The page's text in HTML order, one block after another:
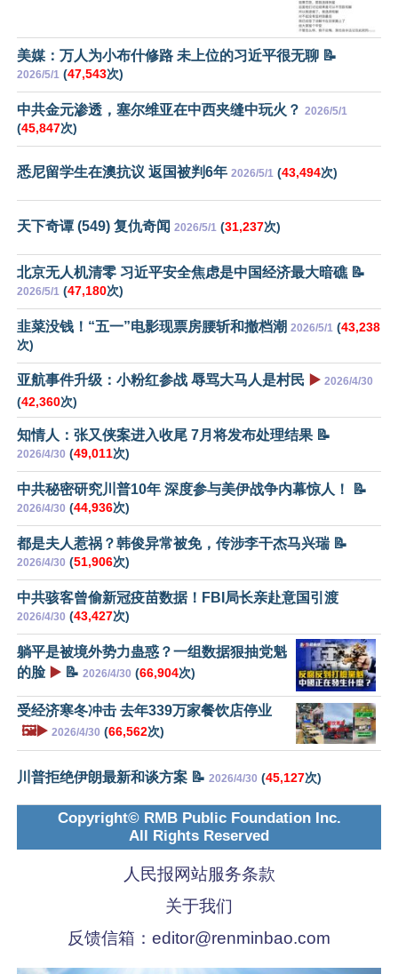
美媒：万人为小布什修路 未上位的习近平很无聊 📝
2026/5/1 (47,543次)
中共金元渗透，塞尔维亚在中西夹缝中玩火？ 2026/5/1
(45,847次)
悉尼留学生在澳抗议 返国被判6年 2026/5/1 (43,494次)
天下奇谭 (549) 复仇奇闻 2026/5/1 (31,237次)
北京无人机清零 习近平安全焦虑是中国经济最大暗礁 📝
2026/5/1 (47,180次)
韭菜没钱！“五一”电影现票房腰斩和撤档潮 2026/5/1 (43,238
次)
亚航事件升级：小粉红参战 辱骂大马人是村民 ▶️ 2026/4/30
(42,360次)
知情人：张又侠案进入收尾 7月将发布处理结果 📝
2026/4/30 (49,011次)
中共秘密研究川普10年 深度参与美伊战争内幕惊人！ 📝
2026/4/30 (44,936次)
都是夫人惹祸？韩俊异常被免，传涉李干杰马兴瑞 📝
2026/4/30 (51,906次)
中共骇客曾偷新冠疫苗数据！FBI局长亲赴意国引渡
2026/4/30 (43,427次)
躺平是被境外势力蛊惑？一组数据狠抽党魁
的脸 ▶️ 📝 2026/4/30 (66,904次)
受经济寒冬冲击 去年339万家餐饮店停业
🖼️▶️ 2026/4/30 (66,562次)
川普拒绝伊朗最新和谈方案 📝 2026/4/30 (45,127次)
Copyright© RMB Public Foundation Inc.
All Rights Reserved
人民报网站服务条款
关于我们
反馈信箱： editor@renminbao.com